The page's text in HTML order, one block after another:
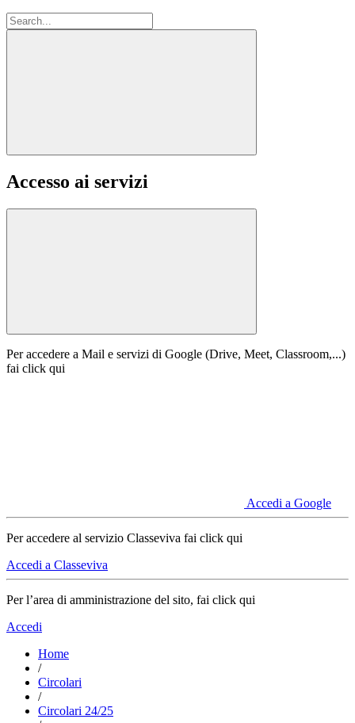
Accesso ai servizi
Per accedere a Mail e servizi di Google (Drive, Meet, Classroom,...)
fai click qui
Accedi a Google
Per accedere al servizio Classeviva fai click qui
Accedi a Classeviva
Per l’area di amministrazione del sito, fai click qui
Accedi
Home
/
Circolari
/
Circolari 24/25